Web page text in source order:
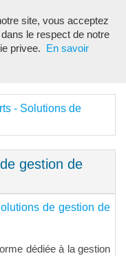
- Solutions de
gestion de
de gestion de
dédiée à la gestion
site, vous acceptez
le respect de notre
privee.
En savoir